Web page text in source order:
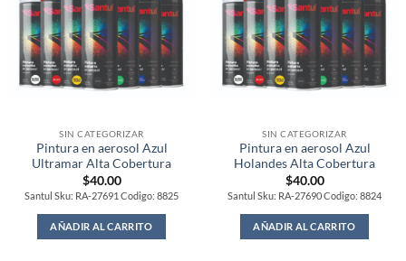
SIN CATEGORIZAR
Pintura en aerosol Azul
Ultramar Alta Cobertura
$40.00
Santul Sku: RA-27691 Codigo: 8825
AÑADIR AL CARRITO
SIN CATEGORIZAR
Pintura en aerosol Azul
Holandes Alta Cobertura
$40.00
Santul Sku: RA-27690 Codigo: 8824
AÑADIR AL CARRITO